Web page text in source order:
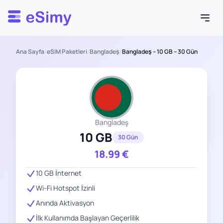
Esimy
Ana Sayfa/eSIM Paketleri/Bangladeş/Bangladeş – 10 GB – 30 Gün
Bangladeş
10 GB 30 Gün
18.99€
10 GB İnternet
Wi-Fi Hotspot İzinli
Anında Aktivasyon
İlk Kullanımda Başlayan Geçerlilik